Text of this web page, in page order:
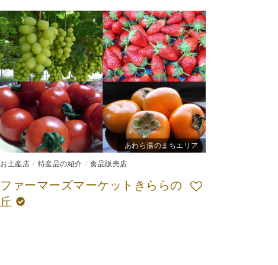
あわら湯のまちエリア
お土産店 特産品の紹介 食品販売店
ファーマーズマーケットきららの
丘